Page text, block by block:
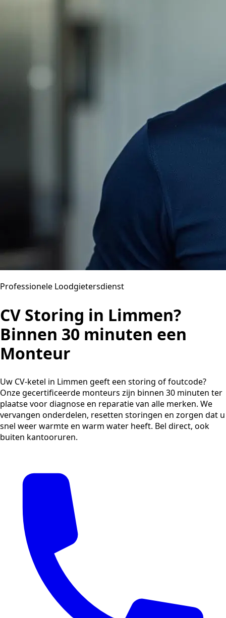
Professionele Loodgietersdienst
CV Storing in Limmen?
Binnen 30 minuten een
Monteur
Uw CV-ketel in Limmen geeft een storing of foutcode?
Onze gecertificeerde monteurs zijn binnen 30 minuten ter
plaatse voor diagnose en reparatie van alle merken. We
vervangen onderdelen, resetten storingen en zorgen dat u
snel weer warmte en warm water heeft. Bel direct, ook
buiten kantooruren.